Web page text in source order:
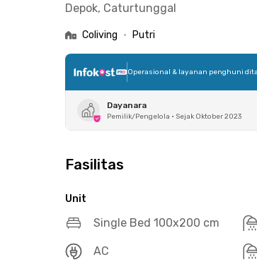
Depok, Caturtunggal
Coliving • Putri
Operasional & layanan penghuni
Dayanara
Pemilik/Pengelola • Sejak Oktober 2023
Fasilitas
Unit
Single Bed 100x200 cm
AC